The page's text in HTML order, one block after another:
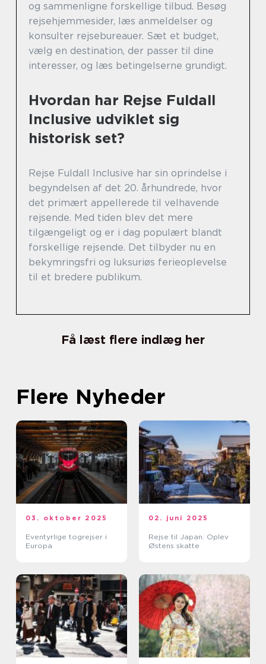
og sammenligne forskellige tilbud. Besøg
rejsehjemmesider, læs anmeldelser og
konsulter rejsebureauer. Sæt et budget,
vælg en destination, der passer til dine
interesser, og læs betingelserne grundigt.
Hvordan har Rejse Fuldall
Inclusive udviklet sig
historisk set?
Rejse Fuldall Inclusive har sin oprindelse i
begyndelsen af det 20. århundrede, hvor
det primært appellerede til velhavende
rejsende. Med tiden blev det mere
tilgængeligt og er i dag populært blandt
forskellige rejsende. Det tilbyder nu en
bekymringsfri og luksuriøs ferieoplevelse
til et bredere publikum.
Få læst flere indlæg her
Flere Nyheder
03. oktober 2025
Eventyrlige togrejser i
Europa
02. juni 2025
Rejse til Japan: Oplev
Østens skatte